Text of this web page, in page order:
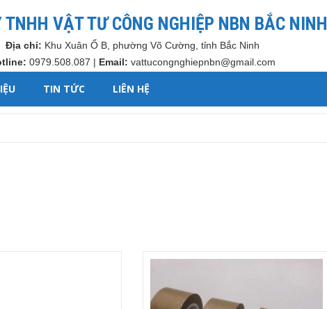
TNHH VẬT TƯ CÔNG NGHIỆP NBN BẮC NINH
Địa chỉ: Khu Xuân Ổ B, phường Võ Cường, tỉnh Bắc Ninh
0979.508.087 | Email: vattucongnghiepnbn@gmail.com
TIN TỨC LIÊN HỆ